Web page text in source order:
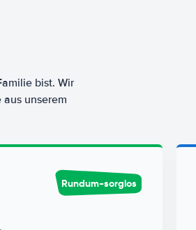
bist. Wir
unserem
Rundum-sorglos